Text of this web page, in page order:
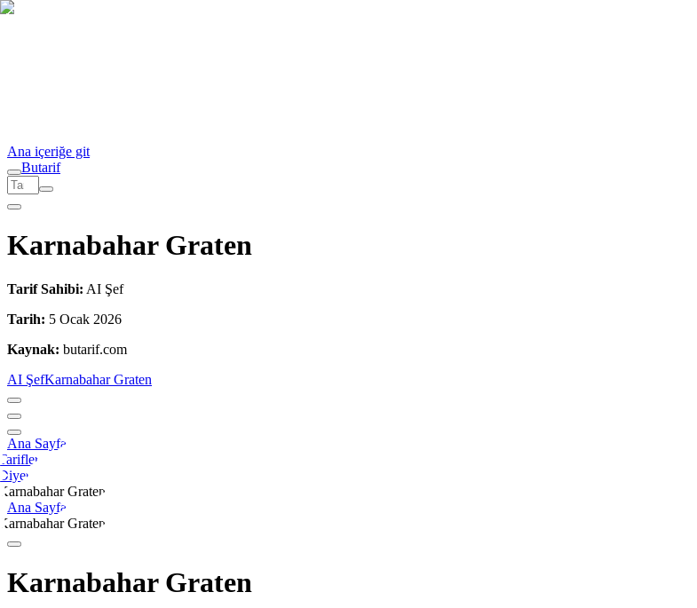
Ana içeriğe git
Butarif
Karnabahar Graten
Tarif Sahibi: AI Şef
Tarih: 5 Ocak 2026
Kaynak: butarif.com
AI ŞefKarnabahar Graten
Ana Sayfa
Graten
Ana Sayfa
Graten
Karnabahar Graten